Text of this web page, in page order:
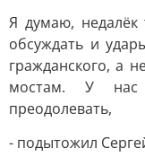
Я думаю,
обсуждать и
гражданского, а
мостам. У нас
преодолевать,
- подытожил